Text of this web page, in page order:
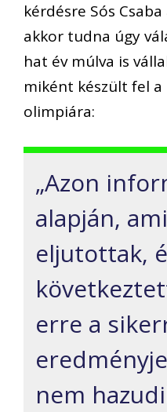
kérdésre Sós
akkor tudna úgy
hat év múlva is
miként készült fel a
olimpiára:
„Azon
alapján,
eljutottak,
erre a
nem